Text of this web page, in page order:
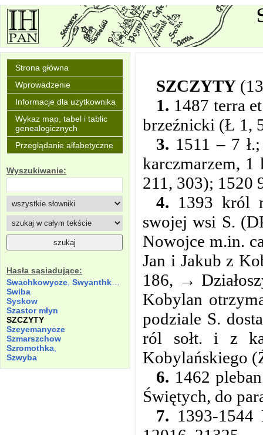
Strona główna
Wprowadzenie
Informacje dla użytkownika
Wykaz map, tabel i tablic
genealogicznych
Przeglądanie alfabetyczne
Wyszukiwanie:
Hasła sąsiadujące:
Swachkowycze Swyanthkowicze
Swiba
Syskow
Szastor młyn
SZCZYTY
Szeyemanycze
Szmarszchow
Szromothka
Szwyba
SZCZYTY
1. 1487 terra
brzeźnicki (Ł 1,
3. 1511 – 7
karczmarzem, 1
211, 303); 1520
4. 1393 król
swojej wsi S.
Nowojce m.in.
Jan i Jakub z
186, →
Kobylan
podziale S.
ról sołt. i z
Kobylańskiego
6. 1462
Świętych, do
7. 1393-